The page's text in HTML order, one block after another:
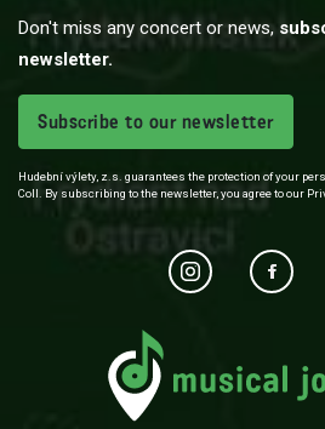
Don't miss any concert or news,
newsletter.
Subscribe to our newsletter
Hudební výlety, z.s. guarantees the protection of your
Coll. By subscribing to the newsletter, you agree to our